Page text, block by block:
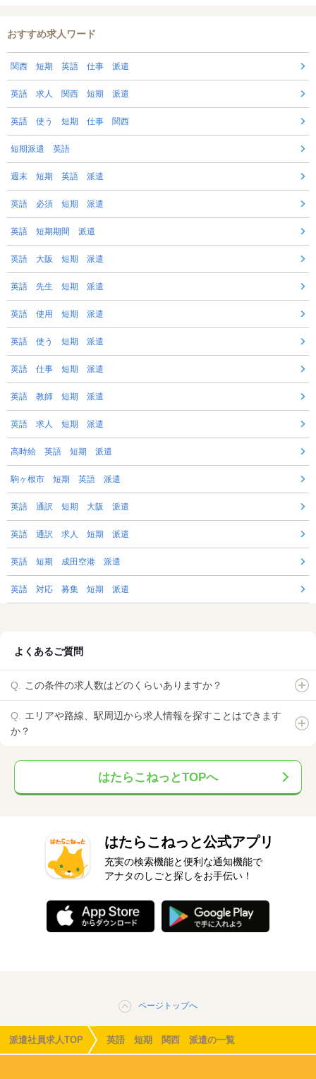
おすすめ求人ワード
関西 短期 英語 仕事 派遣
英語 求人 関西 短期 派遣
英語 使う 短期 仕事 関西
短期派遣 英語
週末 短期 英語 派遣
英語 必須 短期 派遣
英語 短期期間 派遣
英語 大阪 短期 派遣
英語 先生 短期 派遣
英語 使用 短期 派遣
英語 使う 短期 派遣
英語 仕事 短期 派遣
英語 教師 短期 派遣
英語 求人 短期 派遣
高時給 英語 短期 派遣
駒ヶ根市 短期 英語 派遣
英語 通訳 短期 大阪 派遣
英語 通訳 求人 短期 派遣
英語 短期 成田空港 派遣
英語 対応 募集 短期 派遣
よくあるご質問
この条件の求人数はどのくらいありますか？
エリアや路線、駅周辺から求人情報を探すことはできます
か？
はたらこねっとTOPへ
はたらこねっと公式アプリ
充実の検索機能と便利な通知機能で
アナタのしごと探しをお手伝い！
ページトップへ
派遣社員求人TOP 英語 短期 関西 派遣の一覧